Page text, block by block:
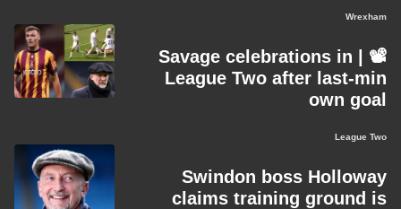
Wrexham
📽️ | Savage celebrations in
League Two after last-min
own goal
League Two
Swindon boss Holloway
claims training ground is